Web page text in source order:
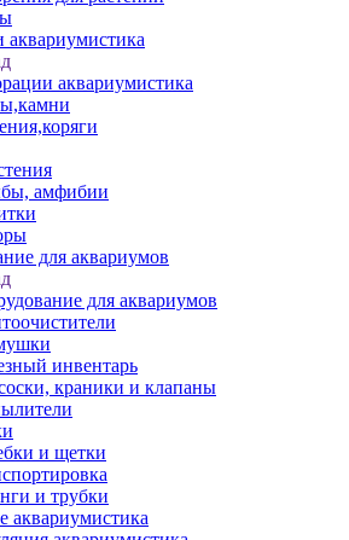
аквариумистика
аквариумистика
амфибии
для аквариумов
для аквариумов
инвентарь
краники и клапаны
и щетки
и трубки
аквариумистика